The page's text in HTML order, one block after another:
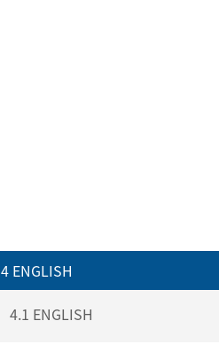
4 ENGLISH
4.1 ENGLISH